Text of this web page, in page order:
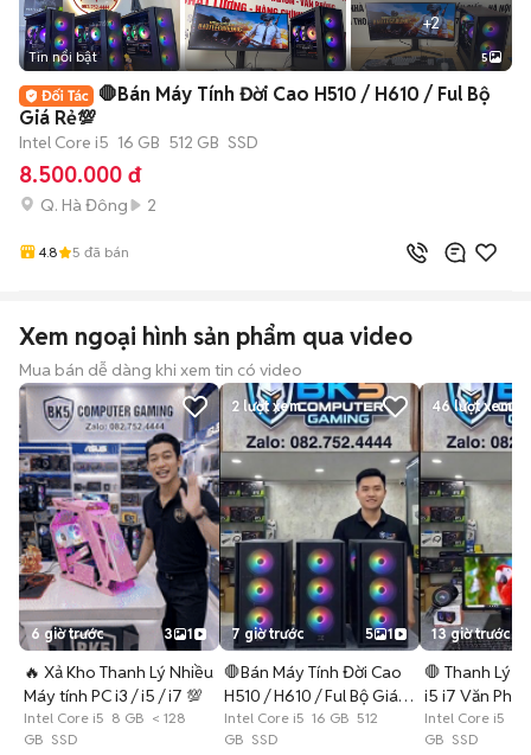
+2
Tin nổi bật 5
🛑Bán Máy Tính Đời Cao H510 / H610 / Ful Bộ
Giá Rẻ💯
Intel Core i5 16 GB 512 GB SSD
8.500.000 đ
Q. Hà Đông 2
4.8 5 đã bán
Xem ngoại hình sản phẩm qua video
Mua bán dễ dàng khi xem tin có video
6 giờ trước 3 1
🔥 Xả Kho Thanh Lý Nhiều
Máy tính PC i3 / i5 / i7 💯
Intel Core i5 8 GB < 128
GB SSD
2 lượt xem
7 giờ trước 5 1
🛑Bán Máy Tính Đời Cao
H510 / H610 / Ful Bộ Giá
Rẻ💯
Intel Core i5 16 GB 512
GB SSD
46lượt xem
13 giờ trước
🛑 Thanh Lý
i5 i7 Văn
Việc
Intel Core i5 8
GB SSD